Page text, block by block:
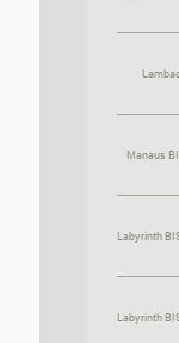
Manaus
Labyrinth
Labyrinth